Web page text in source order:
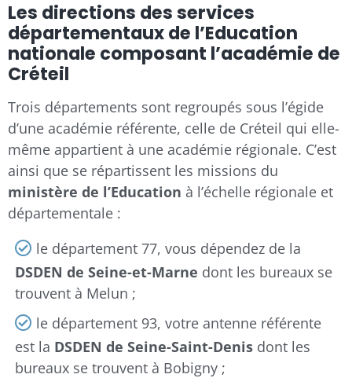
Les directions des services
départementaux de l’Education
nationale composant l’académie de
Créteil
Trois départements sont regroupés sous l’égide
d’une académie référente, celle de Créteil qui elle-
même appartient à une académie régionale. C’est
ainsi que se répartissent les missions du
ministère de l’Education à l’échelle régionale et
départementale :
le département 77, vous dépendez de la
DSDEN de Seine-et-Marne dont les bureaux se
trouvent à Melun ;
le département 93, votre antenne référente
est la DSDEN de Seine-Saint-Denis dont les
bureaux se trouvent à Bobigny ;